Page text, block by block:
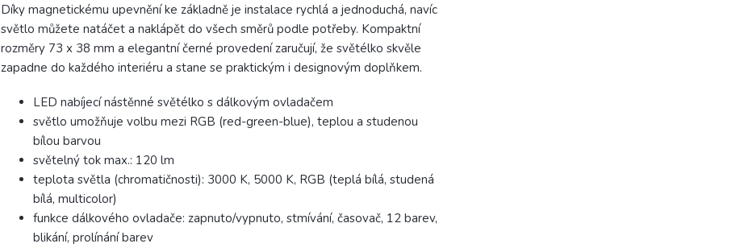
Díky magnetickému upevnění ke základně je instalace rychlá a jednoduchá, navíc
světlo můžete natáčet a naklápět do všech směrů podle potřeby. Kompaktní
rozměry 73 x 38 mm a elegantní černé provedení zaručují, že světélko skvěle
zapadne do každého interiéru a stane se praktickým i designovým doplňkem.
LED nabíjecí nástěnné světélko s dálkovým ovladačem
světlo umožňuje volbu mezi RGB (red-green-blue), teplou a studenou
bílou barvou
světelný tok max.: 120 lm
teplota světla (chromatičnosti): 3000 K, 5000 K, RGB (teplá bílá, studená
bílá, multicolor)
funkce dálkového ovladače: zapnuto/vypnuto, stmívání, časovač, 12 barev,
blikání, prolínání barev